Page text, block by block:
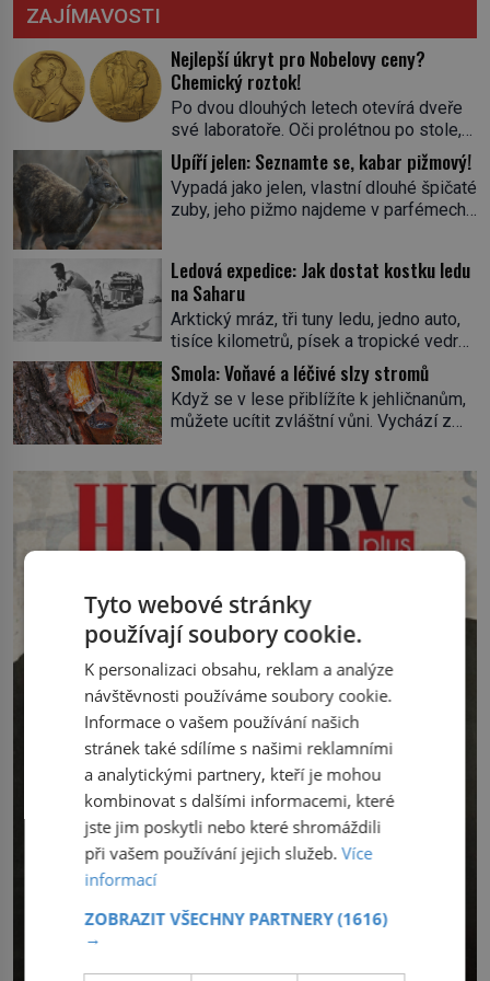
ZAJÍMAVOSTI
Nejlepší úkryt pro Nobelovy ceny?
Chemický roztok!
Po dvou dlouhých letech otevírá dveře
své laboratoře. Oči prolétnou po stole,
aby pak ulpěly na regálu, kde se nachází
všemožné látky. Hledá žluto-oranžovou
tekutinu, jakmile ji zahlédne, nesmírně
se mu uleví. Teď může svůj plán
skrývá směs s názvem lučavka
královská. Svůj přídomek nemá pro nic
za nic, […]
Upíří jelen: Seznamte se, kabar pižmový!
Vypadá jako jelen, vlastní dlouhé špičaté
zuby, jeho pižmo najdeme v parfémech
jediného zástupce zvířecí říše – kabara
pižmového. V Evropě ho jako první
popíše švédský botanik Carl Linné
(1707–1778), jenže v Asii o něm ví už
celá staletí. Zvíře připomíná jelena,
v kohoutku dosahuje […]
Ledová expedice: Jak dostat kostku ledu
na Saharu
Arktický mráz, tři tuny ledu, jedno auto,
tisíce kilometrů, písek a tropické vedro.
To je ve zkratce zdánlivě nesplnitelná
výzva, která se promění v úžasné
dobrodružství a důkaz, že nic není
nemožné. Vše začíná na podzim 1958
neobvyklou výzvou. Tomu, kdo dokáže
dopravit ze severního polárního kruhu
na […]
Smola: Voňavé a léčivé slzy stromů
Když se v lese přiblížíte k jehličnanům,
můžete ucítit zvláštní vůni. Vychází z
právě v ní je síla stromu. Smola také
patří k nejstarším surovinám, s nimiž
lidstvo pracovalo. Chrání strom před
infekcí, hmyzem a vysycháním. Dá se
Tyto webové stránky
používají soubory cookie.
K personalizaci obsahu, reklam a analýze
návštěvnosti používáme soubory cookie.
Informace o vašem používání našich
stránek také sdílíme s našimi reklamními
a analytickými partnery, kteří je mohou
kombinovat s dalšími informacemi, které
jste jim poskytli nebo které shromáždili
při vašem používání jejich služeb.Více
informací
ZOBRAZIT VŠECHNY PARTNERY(1616)
→